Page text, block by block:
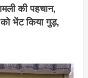
की पहचान,
भेंट किया गुड़,